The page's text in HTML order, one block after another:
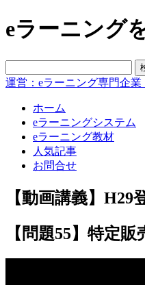
eラーニング
運営：eラーニング専門企
ホーム
eラーニングシステム
eラーニング教材
人気記事
お問合せ
【動画講義】
【問題55】特定